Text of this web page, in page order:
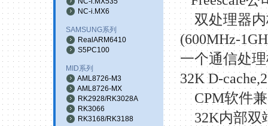
NC-i.MX6
SAMSUNG系列
RealARM6410
S5PC100
MID系列
AML8726-M3
AML8726-MX
RK2928/RK3028A
RK3066
RK3168/RK3188
双处理器
(600MHz-
一个通信处
32K D-
CPM软件
32K内部双